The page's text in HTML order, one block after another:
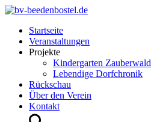
Startseite
Veranstaltungen
Projekte
Kindergarten Zauberwald
Lebendige Dorfchronik
Rückschau
Über den Verein
Kontakt